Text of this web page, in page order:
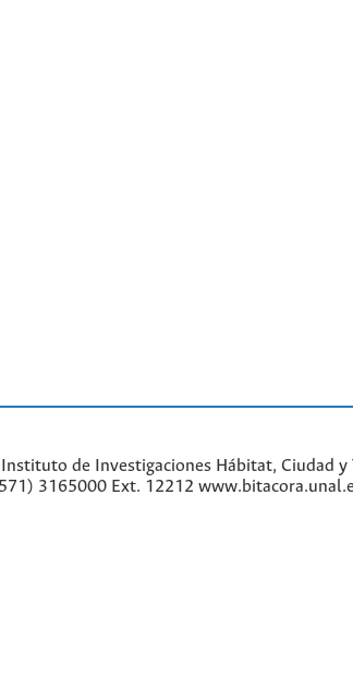
de Investigaciones Hábitat, Ciudad
3165000 Ext. 12212